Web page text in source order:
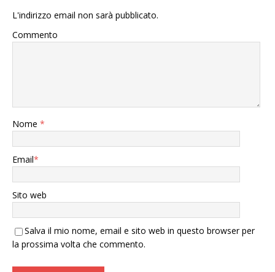
L'indirizzo email non sarà pubblicato.
Commento
Nome *
Email*
Sito web
Salva il mio nome, email e sito web in questo browser per
la prossima volta che commento.